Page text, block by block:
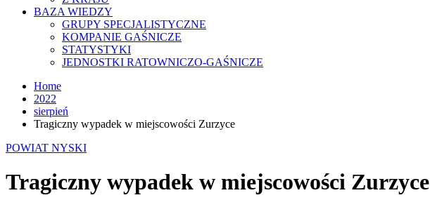
BAZA WIEDZY
GRUPY SPECJALISTYCZNE
KOMPANIE GAŚNICZE
STATYSTYKI
JEDNOSTKI RATOWNICZO-GAŚNICZE
Home
2022
sierpień
Tragiczny wypadek w miejscowości Zurzyce
POWIAT NYSKI
Tragiczny wypadek w miejscowości Zurzyce